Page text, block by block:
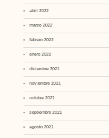
abril 2022
marzo 2022
febrero 2022
enero 2022
diciembre 2021
noviembre 2021
octubre 2021
septiembre 2021
agosto 2021